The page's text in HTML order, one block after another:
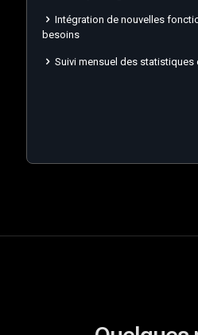
Intégration de nouvelles
besoins
Suivi mensuel des